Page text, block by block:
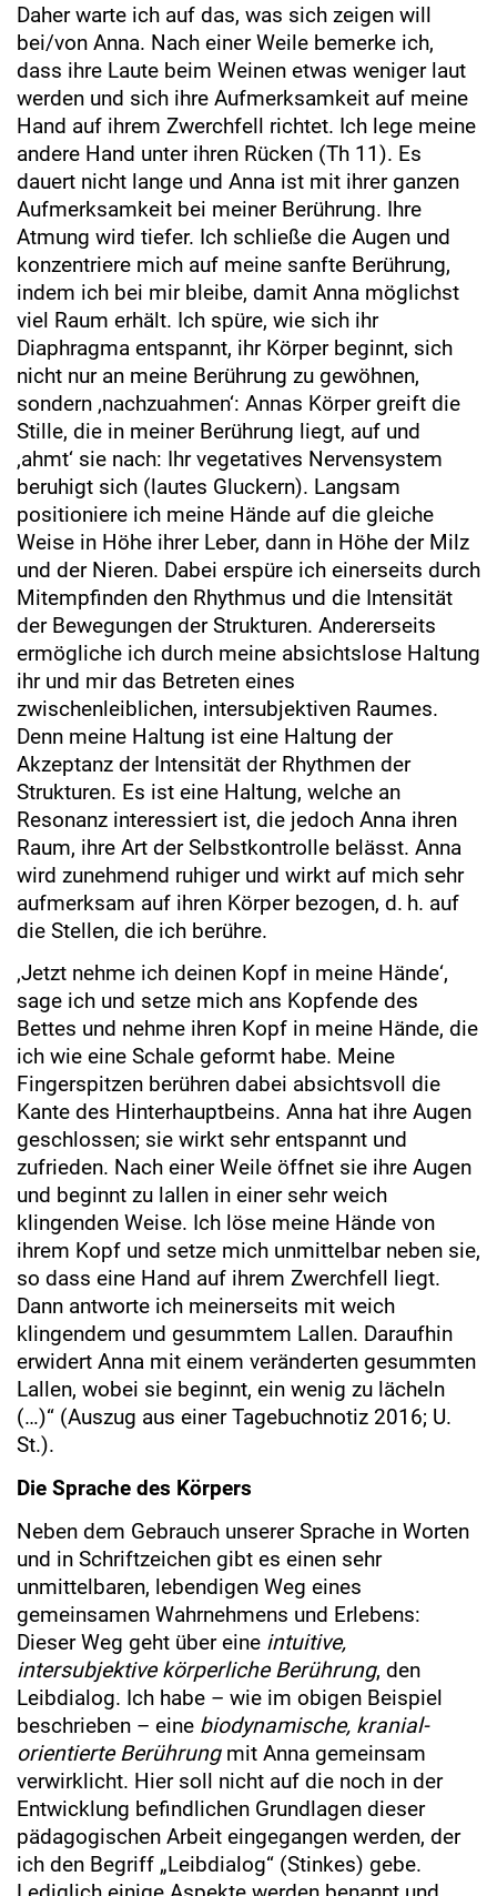
Daher warte ich auf das, was sich zeigen will
bei/von Anna. Nach einer Weile bemerke ich,
dass ihre Laute beim Weinen etwas weniger laut
werden und sich ihre Aufmerksamkeit auf meine
Hand auf ihrem Zwerchfell richtet. Ich lege meine
andere Hand unter ihren Rücken (Th 11). Es
dauert nicht lange und Anna ist mit ihrer ganzen
Aufmerksamkeit bei meiner Berührung. Ihre
Atmung wird tiefer. Ich schließe die Augen und
konzentriere mich auf meine sanfte Berührung,
indem ich bei mir bleibe, damit Anna möglichst
viel Raum erhält. Ich spüre, wie sich ihr
Diaphragma entspannt, ihr Körper beginnt, sich
nicht nur an meine Berührung zu gewöhnen,
sondern ‚nachzuahmen‘: Annas Körper greift die
Stille, die in meiner Berührung liegt, auf und
‚ahmt‘ sie nach: Ihr vegetatives Nervensystem
beruhigt sich (lautes Gluckern). Langsam
positioniere ich meine Hände auf die gleiche
Weise in Höhe ihrer Leber, dann in Höhe der Milz
und der Nieren. Dabei erspüre ich einerseits durch
Mitempfinden den Rhythmus und die Intensität
der Bewegungen der Strukturen. Andererseits
ermögliche ich durch meine absichtslose Haltung
ihr und mir das Betreten eines
zwischenleiblichen, intersubjektiven Raumes.
Denn meine Haltung ist eine Haltung der
Akzeptanz der Intensität der Rhythmen der
Strukturen. Es ist eine Haltung, welche an
Resonanz interessiert ist, die jedoch Anna ihren
Raum, ihre Art der Selbstkontrolle belässt. Anna
wird zunehmend ruhiger und wirkt auf mich sehr
aufmerksam auf ihren Körper bezogen, d. h. auf
die Stellen, die ich berühre.
‚Jetzt nehme ich deinen Kopf in meine Hände‘,
sage ich und setze mich ans Kopfende des
Bettes und nehme ihren Kopf in meine Hände, die
ich wie eine Schale geformt habe. Meine
Fingerspitzen berühren dabei absichtsvoll die
Kante des Hinterhauptbeins. Anna hat ihre Augen
geschlossen; sie wirkt sehr entspannt und
zufrieden. Nach einer Weile öffnet sie ihre Augen
und beginnt zu lallen in einer sehr weich
klingenden Weise. Ich löse meine Hände von
ihrem Kopf und setze mich unmittelbar neben sie,
so dass eine Hand auf ihrem Zwerchfell liegt.
Dann antworte ich meinerseits mit weich
klingendem und gesummtem Lallen. Daraufhin
erwidert Anna mit einem veränderten gesummten
Lallen, wobei sie beginnt, ein wenig zu lächeln
(…)“ (Auszug aus einer Tagebuchnotiz 2016; U.
St.).
Die Sprache des Körpers
Neben dem Gebrauch unserer Sprache in Worten
und in Schriftzeichen gibt es einen sehr
unmittelbaren, lebendigen Weg eines
gemeinsamen Wahrnehmens und Erlebens:
Dieser Weg geht über eine intuitive,
intersubjektive körperliche Berührung, den
Leibdialog. Ich habe – wie im obigen Beispiel
beschrieben – eine biodynamische, kranial-
orientierte Berührungmit Anna gemeinsam
verwirklicht. Hier soll nicht auf die noch in der
Entwicklung befindlichen Grundlagen dieser
pädagogischen Arbeit eingegangen werden, der
ich den Begriff „Leibdialog“ (Stinkes) gebe.